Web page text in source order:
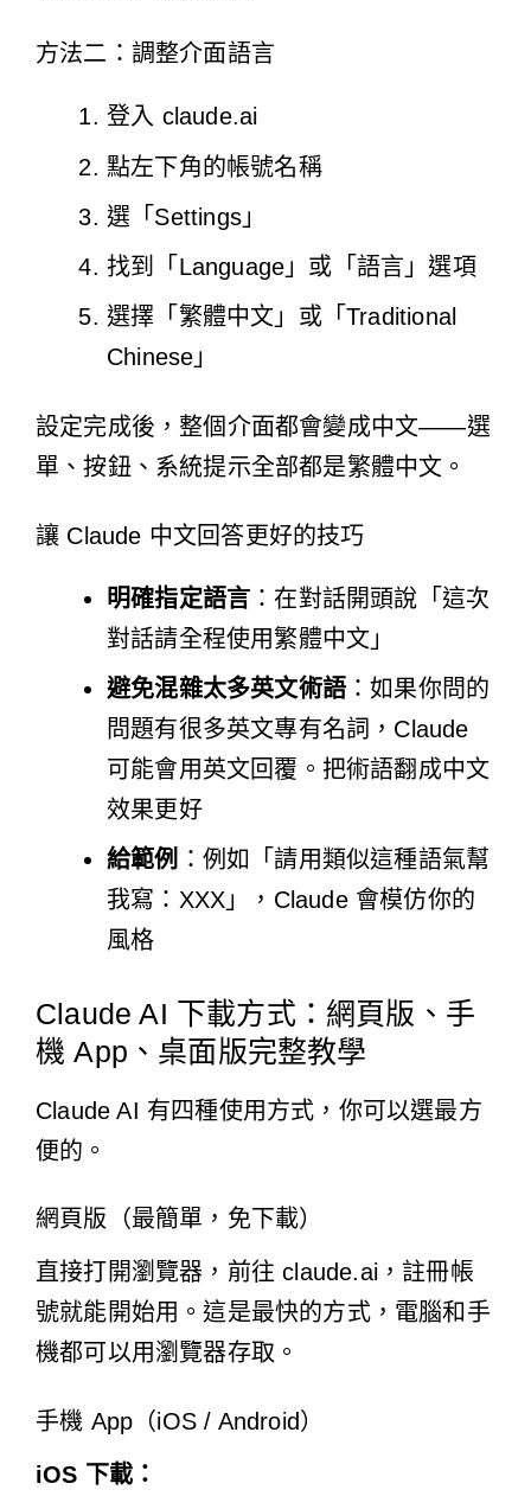
方法二：調整介面語言
登入 claude.ai
點左下角的帳號名稱
選「Settings」
找到「Language」或「語言」選項
選擇「繁體中文」或「Traditional
Chinese」
設定完成後，整個介面都會變成中文——選
單、按鈕、系統提示全部都是繁體中文。
讓 Claude 中文回答更好的技巧
明確指定語言 ：在對話開頭說「這次
對話請全程使用繁體中文」
避免混雜太多英文術語 ：如果你問的
問題有很多英文專有名詞，Claude
可能會用英文回覆。把術語翻成中文
效果更好
給範例 ：例如「請用類似這種語氣幫
我寫：XXX」，Claude 會模仿你的
風格
Claude AI 下載方式：網頁版、手
機 App、桌面版完整教學
Claude AI 有四種使用方式，你可以選最方
便的。
網頁版（最簡單，免下載）
直接打開瀏覽器，前往claude.ai ，註冊帳
號就能開始用。這是最快的方式，電腦和手
機都可以用瀏覽器存取。
手機 App（iOS / Android）
iOS 下載：